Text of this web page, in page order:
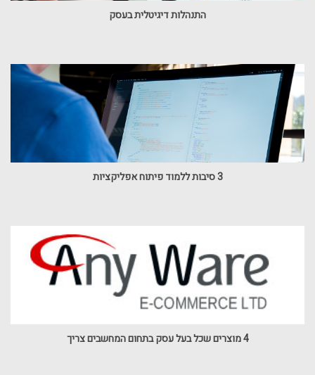
התנהלות דיגיטלית בעסק
3 סיבות ללמוד פיתוח אפליקציות
4 מוצרים שכל בעל עסק בתחום המחשבים צריך